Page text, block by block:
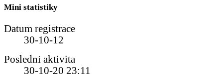
Mini statistiky
Datum registrace
30-10-12
Poslední aktivita
30-10-20 23:11